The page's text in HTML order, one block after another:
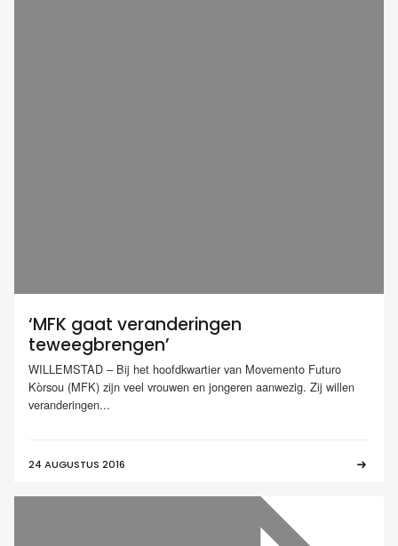
‘MFK gaat veranderingen
teweegbrengen’
WILLEMSTAD – Bij het hoofdkwartier van Movemento Futuro
Kòrsou (MFK) zijn veel vrouwen en jongeren aanwezig. Zij willen
veranderingen...
24 AUGUSTUS 2016